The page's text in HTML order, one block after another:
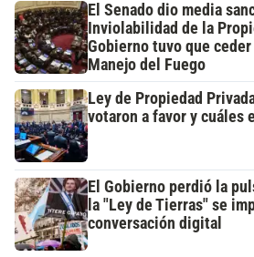
El Senado dio media
Inviolabilidad de la
Gobierno tuvo que ceder
Manejo del Fuego
Ley de Propiedad
votaron a favor y cuáles
El Gobierno perdió la
la "Ley de Tierras" se
conversación digital